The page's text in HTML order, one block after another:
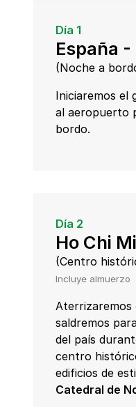
Día 1
España
(Noche a
Iniciaremos el
al aeropuerto
bordo.
Día 2
Ho Chi
(Centro
Incluye almuerzo
Aterrizaremos
saldremos
del país
centro
edificios de
Catedral de